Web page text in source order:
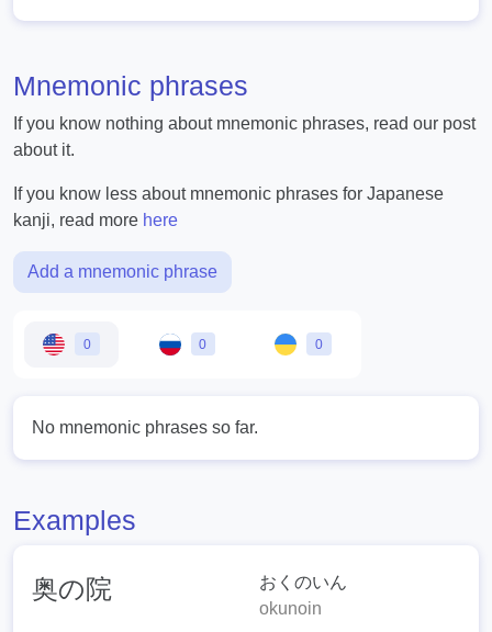
Mnemonic phrases
If you know nothing about mnemonic phrases, read our post
about it.
If you know less about mnemonic phrases for Japanese
kanji, read more here
Add a mnemonic phrase
0 0 0
No mnemonic phrases so far.
Examples
奥の院
おくのいん
okunoin